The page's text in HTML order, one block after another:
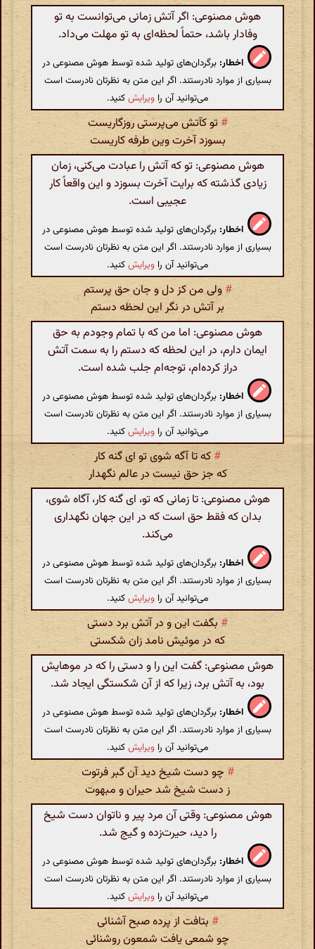
هوش مصنوعی: اگر آتش زمانی می‌توانست به تو
وفادار باشد، حتماً لحظه‌ای به تو مهلت می‌داد.
اخطار: برگردان‌های تولید شده توسط هوش مصنوعی در
بسیاری از موارد نادرستند. اگر این متن به نظرتان نادرست است
می‌توانید آن را ویرایشکنید.
#تو کآتش می‌پرستی روزگاریست
بسوزد آخرت وین طرفه کاریست
هوش مصنوعی: تو که آتش را عبادت می‌کنی، زمان
زیادی گذشته که برایت آخرت بسوزد و این واقعاً کار
عجیبی است.
اخطار: برگردان‌های تولید شده توسط هوش مصنوعی در
بسیاری از موارد نادرستند. اگر این متن به نظرتان نادرست است
می‌توانید آن را ویرایشکنید.
#ولی من کز دل و جان حق پرستم
بر آتش در نگر این لحظه دستم
هوش مصنوعی: اما من که با تمام وجودم به حق
ایمان دارم، در این لحظه که دستم را به سمت آتش
دراز کرده‌ام، توجه‌ام جلب شده است.
اخطار: برگردان‌های تولید شده توسط هوش مصنوعی در
بسیاری از موارد نادرستند. اگر این متن به نظرتان نادرست است
می‌توانید آن را ویرایشکنید.
# که تا آگه شوی تو ای گنه کار
که جز حق نیست در عالم نگهدار
هوش مصنوعی: تا زمانی که تو، ای گنه کار، آگاه شوی،
بدان که فقط حق است که در این جهان نگهداری
می‌کند.
اخطار: برگردان‌های تولید شده توسط هوش مصنوعی در
بسیاری از موارد نادرستند. اگر این متن به نظرتان نادرست است
می‌توانید آن را ویرایشکنید.
#بگفت این و در آتش برد دستی
که در موئیش نامد زان شکستی
هوش مصنوعی: گفت این را و دستی را که در موهایش
بود، به آتش برد، زیرا که از آن شکستگی ایجاد شد.
اخطار: برگردان‌های تولید شده توسط هوش مصنوعی در
بسیاری از موارد نادرستند. اگر این متن به نظرتان نادرست است
می‌توانید آن را ویرایشکنید.
# چو دست شیخ دید آن گبر فرتوت
ز دست شیخ شد حیران و مبهوت
هوش مصنوعی: وقتی آن مرد پیر و ناتوان دست شیخ
را دید، حیرت‌زده و گیج شد.
اخطار: برگردان‌های تولید شده توسط هوش مصنوعی در
بسیاری از موارد نادرستند. اگر این متن به نظرتان نادرست است
می‌توانید آن را ویرایشکنید.
#بتافت از پرده صبح آشنائی
چو شمعی یافت شمعون روشنائی